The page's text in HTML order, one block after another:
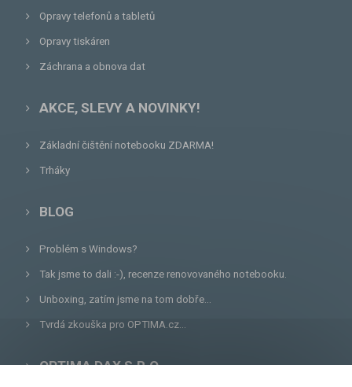
Opravy telefonů a tabletů
Opravy tiskáren
Záchrana a obnova dat
AKCE, SLEVY A NOVINKY!
Základní čištění notebooku ZDARMA!
Trháky
BLOG
Problém s Windows?
Tak jsme to dali :-), recenze renovovaného notebooku.
Unboxing, zatím jsme na tom dobře...
Tvrdá zkouška pro OPTIMA.cz...
OPTIMA DAX S.R.O.